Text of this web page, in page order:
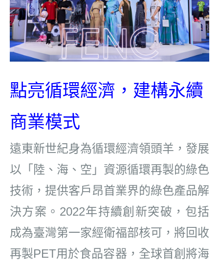
點亮循環經濟 ， 建構永續
商業模式
遠東新世紀身為循環經濟領頭羊，發展
以「陸、海、空」資源循環再製的綠色
技術，提供客戶昂首業界的綠色產品解
決方案。 2022年持續創新突破，包括
成為臺灣第一家經衛福部核可，將回收
再製PET用於食品容器，全球首創將海